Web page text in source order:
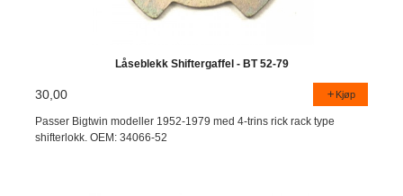
Låseblekk Shiftergaffel - BT 52-79
30,00 Kjøp
Passer Bigtwin modeller 1952-1979 med 4-trins rick rack type
shifterlokk. OEM: 34066-52